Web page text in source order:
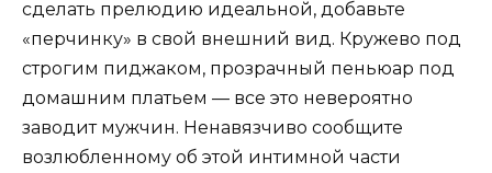
сделать прелюдию идеальной, добавьте
«перчинку» в свой внешний вид. Кружево под
строгим пиджаком, прозрачный пеньюар под
домашним платьем — все это невероятно
заводит мужчин. Ненавязчиво сообщите
возлюбленному об этой интимной части